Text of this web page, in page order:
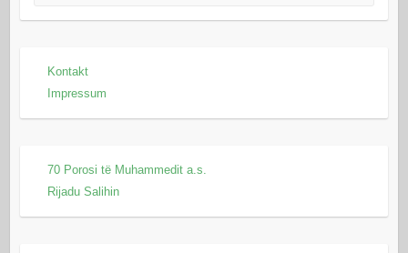
Kontakt
Impressum
70 Porosi të Muhammedit a.s.
Rijadu Salihin